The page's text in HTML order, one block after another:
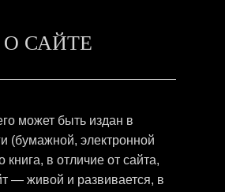
О САЙТЕ
может быть издан в
(бумажной, электронной
книга, в отличие от сайта,
— живой и развивается, в